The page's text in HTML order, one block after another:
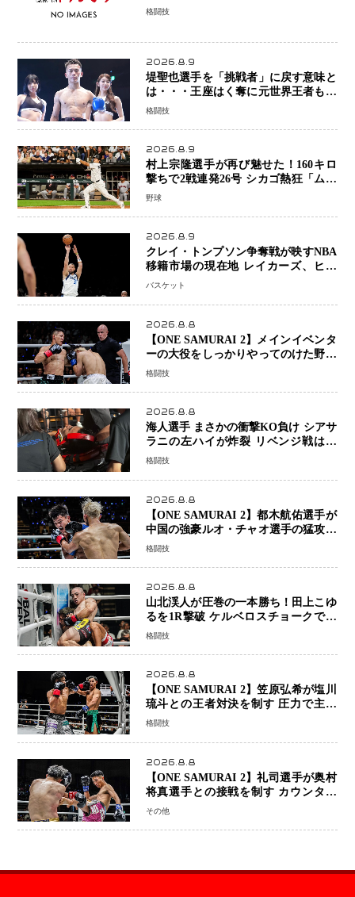
星が「トップ戦線」へ名乗り
格闘技
2026.8.9
堤聖也選手を「挑戦者」に戻す意味と
は・・・王座はく奪に元世界王者も疑
問符 見たいのは井上拓真選手、那須
格闘技
2026.8.9
村上宗隆選手が再び魅せた！160キロ
撃ちで2戦連発26号 シカゴ熱狂「ムネ
はスターだ」米ファンの人気も急上昇
野球
2026.8.9
クレイ・トンプソン争奪戦が映すNBA
移籍市場の現在地 レイカーズ、ヒー
トが注目する36歳の名シューターをマ
バスケット
2026.8.8
【ONE SAMURAI 2】メインイベンタ
ーの大役をしっかりやってのけた野杁
正明が衝撃のリベンジ！ リウ・メン
格闘技
2026.8.8
海人選手 まさかの衝撃KO負け シアサ
ラニの左ハイが炸裂 リベンジ戦は一
瞬で決着
格闘技
2026.8.8
【ONE SAMURAI 2】都木航佑選手が
中国の強豪ルオ・チャオ選手の猛攻を
受けながらも的確な攻撃で応戦 最後
格闘技
2026.8.8
山北渓人が圧巻の一本勝ち！田上こゆ
るを1R撃破 ケルベロスチョークで存
在感を示す
格闘技
2026.8.8
【ONE SAMURAI 2】笠原弘希が塩川
琉斗との王者対決を制す 圧力で主導
権を握り判定勝利
格闘技
2026.8.8
【ONE SAMURAI 2】礼司選手が奥村
将真選手との接戦を制す カウンター
と正確な打撃で判定勝利
その他